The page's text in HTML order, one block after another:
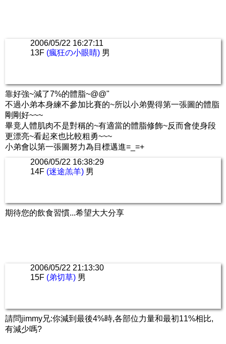
2006/05/22 16:27:11
13F (瘋狂の小眼睛) 男
靠好強~減了7%的體脂~@@"
不過小弟本身練不參加比賽的~所以小弟覺得第一張圖的體脂
剛剛好~~~
畢竟人體肌肉不是對稱的~有適當的體脂修飾~反而會使身段
更漂亮~看起來也比較粗勇~~~
小弟會以第一張圖努力為目標邁進=_=+
2006/05/22 16:38:29
14F (迷途羔羊) 男
期待您的飲食習慣...希望大大分享
2006/05/22 21:13:30
15F (弟切草) 男
請問jimmy兄:你減到最後4%時,各部位力量和最初11%相比,
有減少嗎?